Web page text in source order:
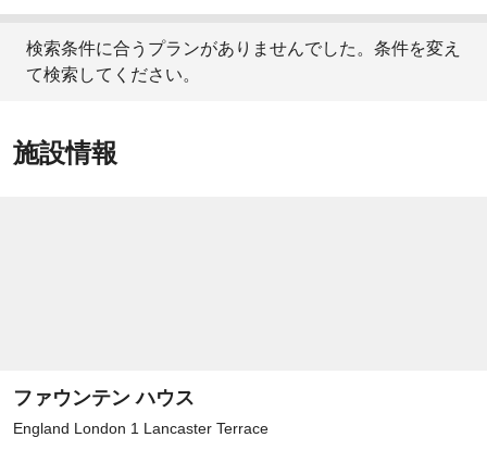
検索条件に合うプランがありませんでした。条件を変え
て検索してください。
施設情報
ファウンテン ハウス
England London 1 Lancaster Terrace